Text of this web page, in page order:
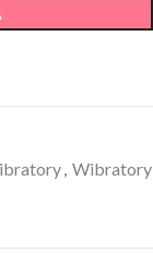
, Wibratory